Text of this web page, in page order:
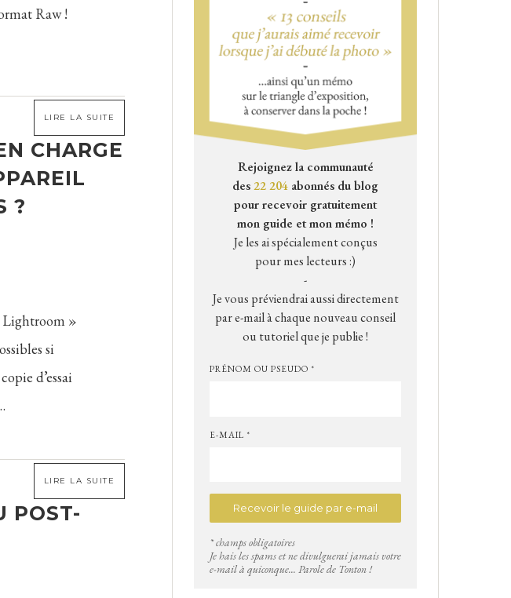
Raw !
LIRE LA SUITE
CHARGE
?
Lightroom »
si
d’essai
LIRE LA SUITE
POST-
Rejoignez la communauté
des22 204 abonnés du blog
pour recevoir gratuitement
mon guide et mon mémo !
Je les ai spécialement conçus
pour mes lecteurs :)
-
Je vous préviendrai aussi directement
par e-mail à chaque nouveau conseil
ou tutoriel que je publie !
PRÉNOM OU PSEUDO *
E-MAIL *
* champs obligatoires
Je hais les spams et ne divulguerai jamais votre
e-mail à quiconque... Parole de Tonton !